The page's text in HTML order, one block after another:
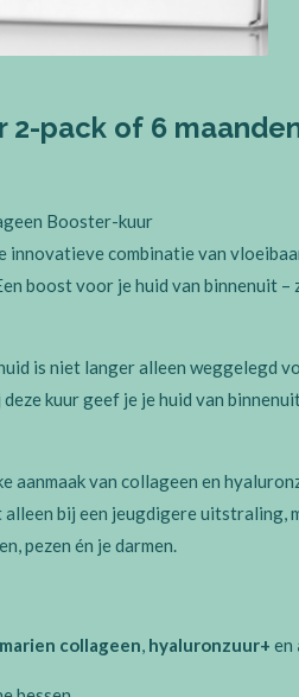
2-pack of 6
Booster-kuur
innovatieve combinatie van
boost voor je huid van binnenuit –
is niet langer alleen weggelegd
kuur geef je je huid van
aanmaak van collageen en
bij een jeugdigere uitstraling,
pezen én je darmen.
collageen, hyaluronzuur+ en